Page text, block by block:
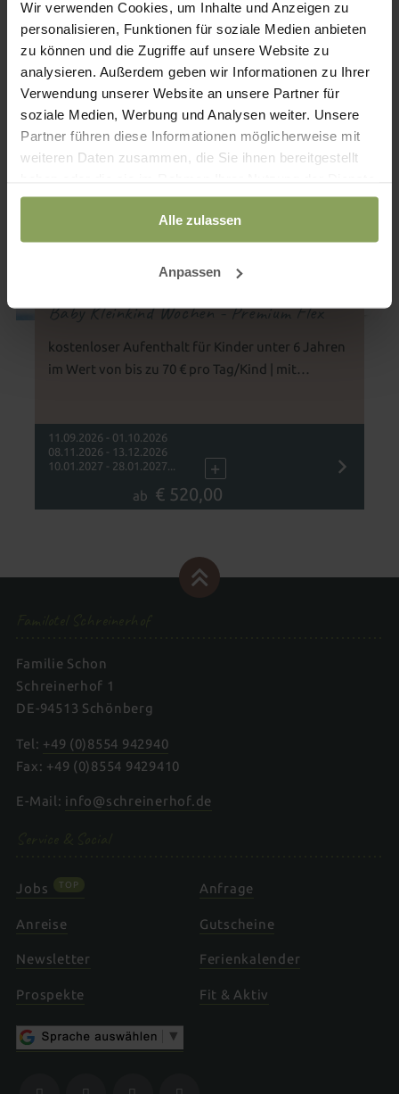
Wir verwenden Cookies, um Inhalte und Anzeigen zu
personalisieren, Funktionen für soziale Medien anbieten
zu können und die Zugriffe auf unsere Website zu
analysieren. Außerdem geben wir Informationen zu Ihrer
Verwendung unserer Website an unsere Partner für
soziale Medien, Werbung und Analysen weiter. Unsere
Partner führen diese Informationen möglicherweise mit
weiteren Daten zusammen, die Sie ihnen bereitgestellt
gesammelt haben.
Alle zulassen
Anpassen
IHR FAMILIENURLAUB DER EXTRAKLASSE WARTET AUF
SIE!
Weitere Angebote
ab 2 Nächte
Baby Kleinkind Wochen - Premium Flex
kostenloser Aufenthalt für Kinder unter 6 Jahren
im Wert von bis zu 70 € pro Tag/Kind | mit
11.09.2026 - 01.10.2026
08.11.2026 - 13.12.2026
10.01.2027 - 28.01.2027...
+
ab € 520,00
Familie Schon
Schreinerhof 1
DE-94513 Schönberg
Tel: +49 (0)8554 942940
Fax: +49 (0)8554 9429410
E-Mail: info@schreinerhof.de
Jobs TOP Anfrage
Anreise Gutscheine
Newsletter Ferienkalender
Prospekte Fit & Aktiv